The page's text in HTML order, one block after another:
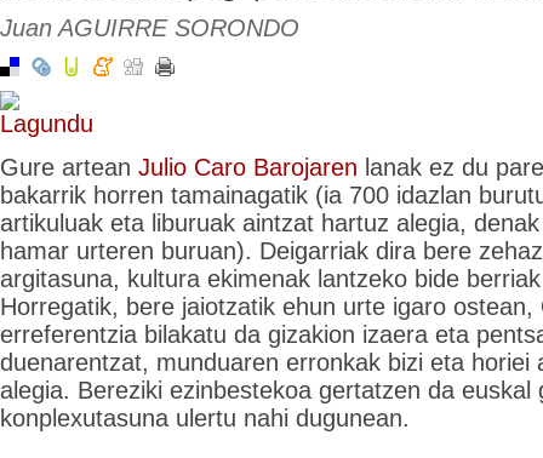
Juan AGUIRRE SORONDO
Gure artean Julio Caro Barojaren lanak ez du
bakarrik horren tamainagatik (ia 700 idazlan
artikuluak eta liburuak aintzat hartuz alegia,
hamar urteren buruan). Deigarriak dira bere
argitasuna, kultura ekimenak lantzeko bide
Horregatik, bere jaiotzatik ehun urte igaro
erreferentzia bilakatu da gizakion izaera eta
duenarentzat, munduaren erronkak bizi eta horiei
alegia. Bereziki ezinbestekoa gertatzen da euskal
konplexutasuna ulertu nahi dugunean.